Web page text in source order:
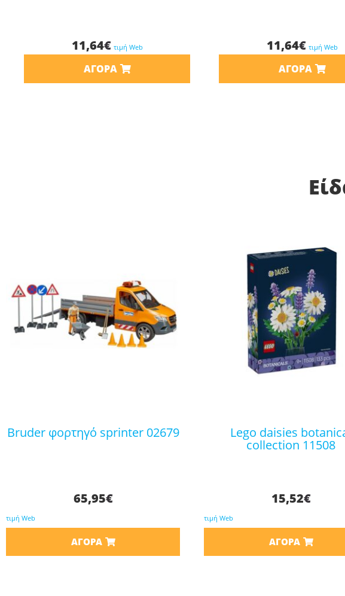
11,64€ τιμή Web
ΑΓΟΡΆ
11,64€ τιμή Web
ΑΓΟΡΆ
bruder φορτηγό sprinter 02679
65,95€
τιμή Web
ΑΓΟΡΆ
lego daisies botanical
collection 11508
15,52€
τιμή Web
ΑΓΟΡΆ